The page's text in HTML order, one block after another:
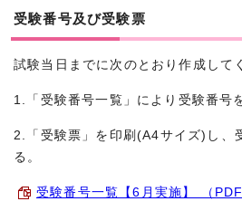
受験番号及び受験票
試験当日までに次のとおり作成して
1.「受験番号一覧」により受験番号
2.「受験票」を印刷(A4サイズ)し、
る。
受験番号一覧【6月実施】 （